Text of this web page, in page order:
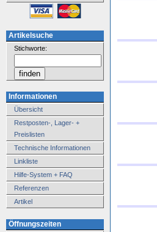
Artikelsuche
Stichworte:
Informationen
Übersicht
Restposten-, Lager- +
Preislisten
Technische Informationen
Linkliste
Hilfe-System + FAQ
Referenzen
Artikel
Öffnungszeiten